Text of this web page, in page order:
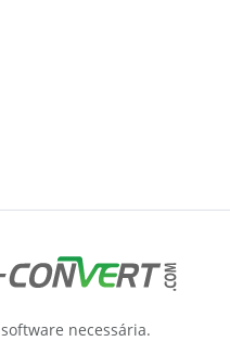
necessária.